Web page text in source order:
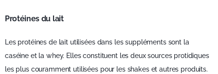
Protéines du lait
Les protéines de lait utilisées dans les suppléments sont la
caséine et la whey. Elles constituent les deux sources protidiques
les plus couramment utilisées pour les shakes et autres produits.